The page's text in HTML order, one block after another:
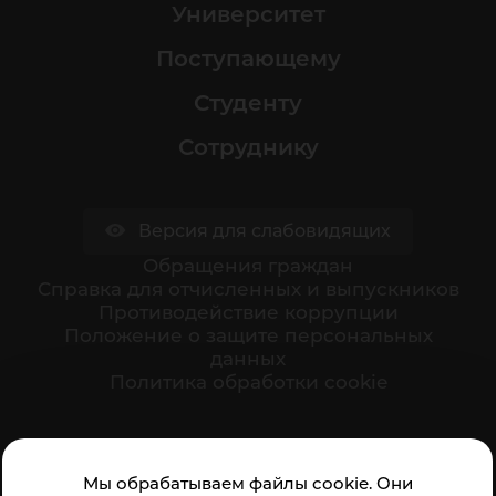
Мы обрабатываем файлы cookie. Они
Университет
Поступающему
Студенту
Сотруднику
организации: